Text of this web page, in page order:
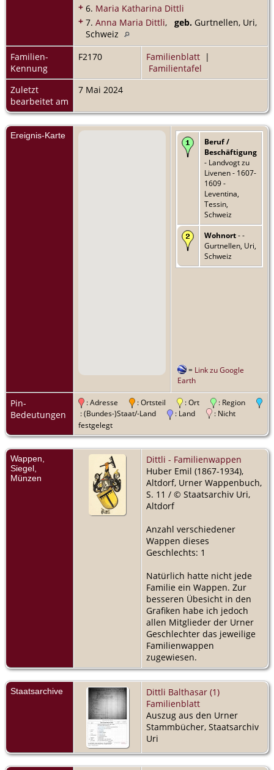
+ 6. Maria Katharina Dittli
+ 7. Anna Maria Dittli, geb. Gurtnellen, Uri,
Schweiz
Familien-
Kennung
F2170 Familienblatt |
Familientafel
Zuletzt
bearbeitet am
7 Mai 2024
Ereignis-Karte
Beruf /
Beschäftigung
- Landvogt zu
Livenen - 1607-
1609 -
Leventina,
Tessin,
Schweiz
Wohnort- -
Gurtnellen, Uri,
Schweiz
= Link zu Google
Earth
Pin-
Bedeutungen
: Adresse : Ortsteil : Ort
: Region
: (Bundes-)Staat/-Land
: Land
: Nicht
festgelegt
Wappen,
Siegel,
Münzen
Dittli - Familienwappen
Huber Emil (1867-1934),
Altdorf, Urner Wappenbuch,
S. 11 / © Staatsarchiv Uri,
Altdorf
Anzahl verschiedener
Wappen dieses
Geschlechts: 1
Natürlich hatte nicht jede
Familie ein Wappen. Zur
besseren Übesicht in den
Grafiken habe ich jedoch
allen Mitglieder der Urner
Geschlechter das jeweilige
Familienwappen
zugewiesen.
Staatsarchive
Dittli Balthasar (1)
Familienblatt
Auszug aus den Urner
Stammbücher, Staatsarchiv
Uri